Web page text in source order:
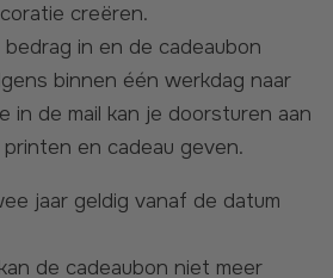
creëren.
in en de cadeaubon
binnen één werkdag naar
in de mail kan je doorsturen aan
en cadeau geven.